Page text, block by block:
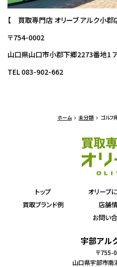
【 買取専門店 オリーブ アルク小郡
〒754-0002
山口県山口市小郡下郷2273番地1
TEL 083-902-662
ホーム 未分類 ゴルフ
トップ オリーブ
買取ブランド例
店舗
お問い
宇部アル
〒755-
山口県宇部市南